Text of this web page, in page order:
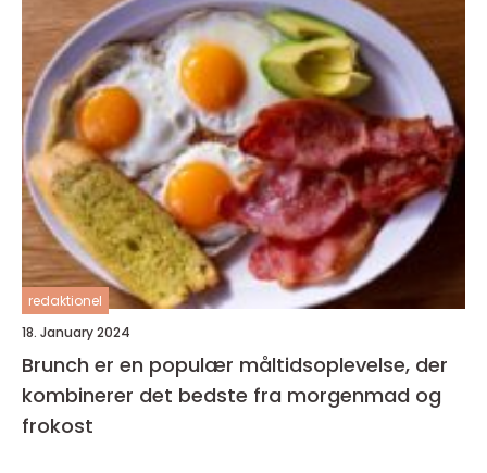
redaktionel
18. January 2024
Brunch er en populær måltidsoplevelse, der
kombinerer det bedste fra morgenmad og
frokost